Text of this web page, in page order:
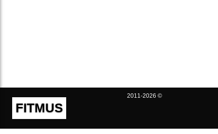
FITMUS
2011-2026 ©